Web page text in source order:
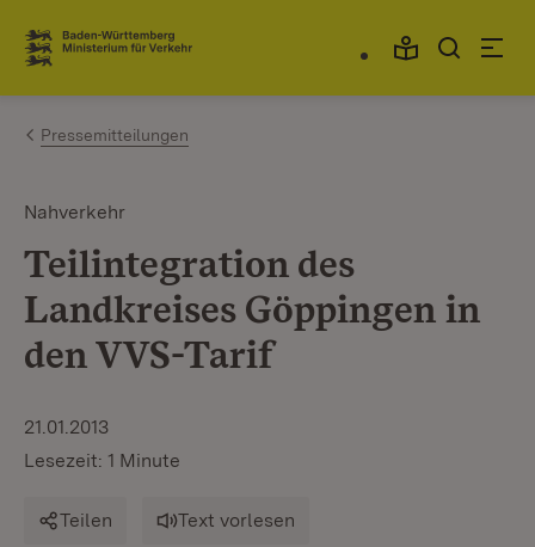
Zum Inhalt springen
Link zur Startseite
Pressemitteilungen
Nahverkehr
Teilintegration des
Landkreises Göppingen in
den VVS-Tarif
21.01.2013
Lesezeit: 1 Minute
Teilen Text vorlesen